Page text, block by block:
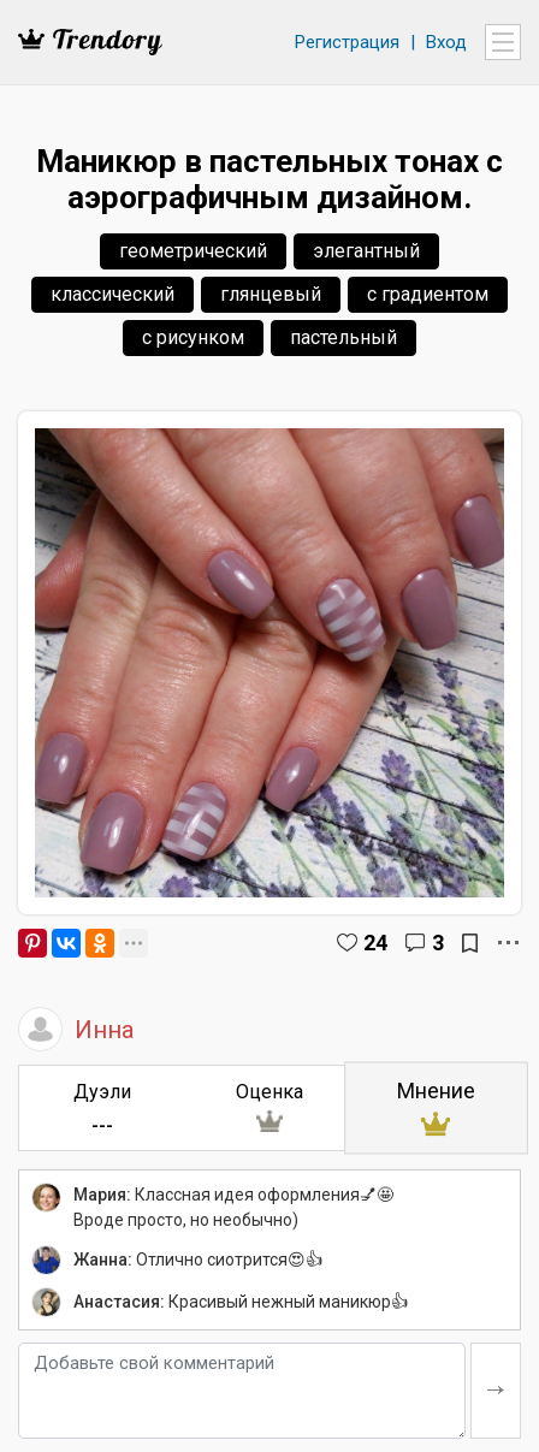
Регистрация | Вход
Маникюр в пастельных тонах с
аэрографичным дизайном.
геометрический
элегантный
классический
глянцевый
с градиентом
с рисунком
пастельный
24 3
Инна
Дуэли
---
Оценка Мнение
Мария: Классная идея оформления💅🤩
Вроде просто, но необычно)
Жанна: Отлично сиотрится😍👍
Анастасия: Красивый нежный маникюр👍